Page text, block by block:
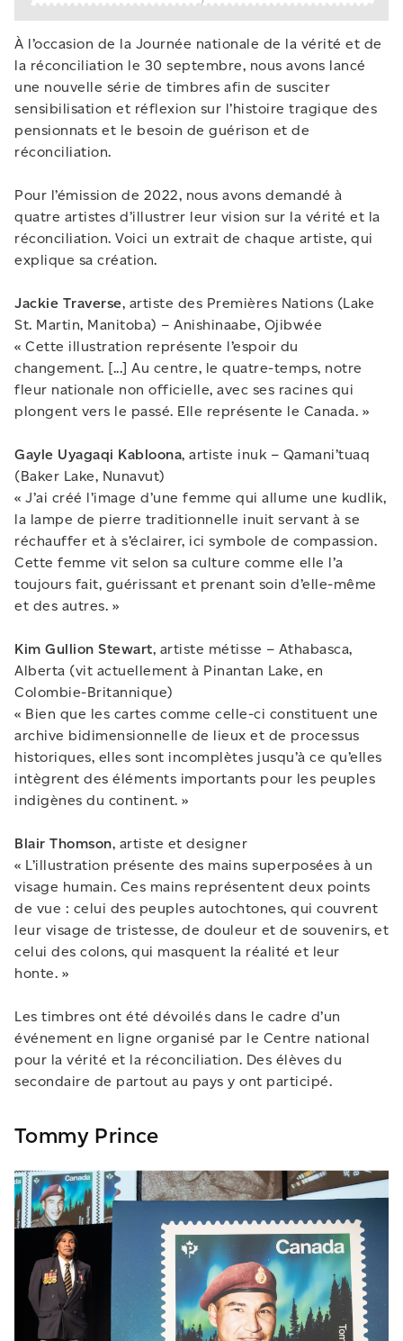
À l’occasion de la Journée nationale de la vérité et de
la réconciliation le 30 septembre, nous avons lancé
une nouvelle série de timbres afin de susciter
sensibilisation et réflexion sur l’histoire tragique des
pensionnats et le besoin de guérison et de
réconciliation.
Pour l’émission de 2022, nous avons demandé à
quatre artistes d’illustrer leur vision sur la vérité et la
réconciliation. Voici un extrait de chaque artiste, qui
explique sa création.
Jackie Traverse, artiste des Premières Nations (Lake
St. Martin, Manitoba) – Anishinaabe, Ojibwée
« Cette illustration représente l’espoir du
changement. [...] Au centre, le quatre-temps, notre
fleur nationale non officielle, avec ses racines qui
plongent vers le passé. Elle représente le Canada. »
Gayle Uyagaqi Kabloona, artiste inuk – Qamani’tuaq
(Baker Lake, Nunavut)
« J’ai créé l’image d’une femme qui allume une kudlik,
la lampe de pierre traditionnelle inuit servant à se
réchauffer et à s’éclairer, ici symbole de compassion.
Cette femme vit selon sa culture comme elle l’a
toujours fait, guérissant et prenant soin d’elle-même
et des autres. »
Kim Gullion Stewart, artiste métisse – Athabasca,
Alberta (vit actuellement à Pinantan Lake, en
Colombie-Britannique)
« Bien que les cartes comme celle-ci constituent une
archive bidimensionnelle de lieux et de processus
historiques, elles sont incomplètes jusqu’à ce qu’elles
intègrent des éléments importants pour les peuples
indigènes du continent. »
Blair Thomson, artiste et designer
« L’illustration présente des mains superposées à un
visage humain. Ces mains représentent deux points
de vue : celui des peuples autochtones, qui couvrent
leur visage de tristesse, de douleur et de souvenirs, et
celui des colons, qui masquent la réalité et leur
honte. »
Les timbres ont été dévoilés dans le cadre d’un
événement en ligne organisé par le Centre national
pour la vérité et la réconciliation. Des élèves du
secondaire de partout au pays y ont participé.
Tommy Prince